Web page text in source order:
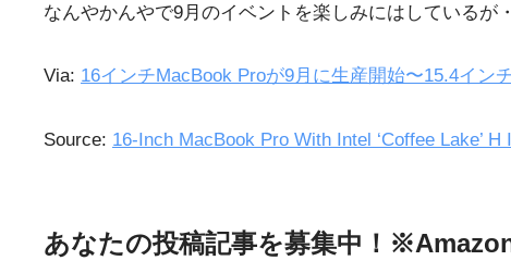
なんやかんやで9月のイベントを楽しみにはしているが
Via: 16インチMacBook Proが9月に生産開始〜15.4イン
Source: 16-Inch MacBook Pro With Intel ‘Coffee Lake’
あなたの投稿記事を募集中！